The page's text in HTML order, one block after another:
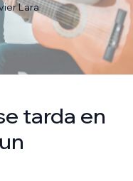
Lara
tarda en